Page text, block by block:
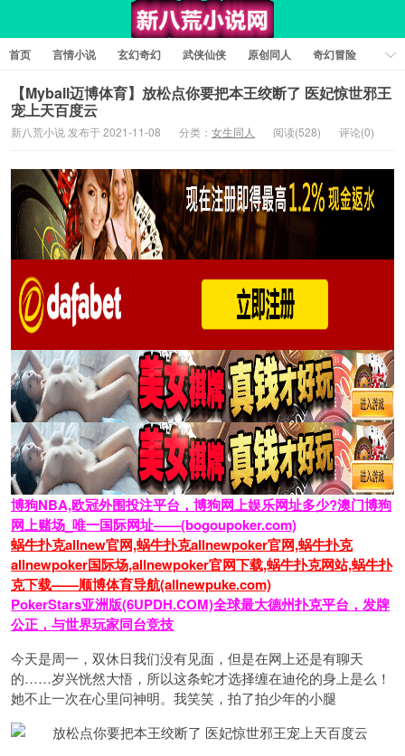
首页 言情小说 玄幻奇幻 武侠仙侠 原创同人
奇幻冒险
女性向小说
女生同人 情色工口 推理悬疑
日系小说
军事历史
短篇小说
【Myball迈博体育】放松点你要把本王绞断了 医妃惊世邪王
宠上天百度云
新八荒小说 发布于 2021-11-08 分类： 女生同人 阅读(528) 评论(0)
博狗NBA,欧冠外围投注平台，博狗网上娱乐网址多少?澳门博狗
网上赌场_唯一国际网址——(bogoupoker.com)
蜗牛扑克allnew官网,蜗牛扑克allnewpoker官网,蜗牛扑克
allnewpoker国际场,allnewpoker官网下载,蜗牛扑克网站,蜗牛扑
克下载——顺博体育导航(allnewpuke.com)
PokerStars亚洲版(6UPDH.COM)全球最大德州扑克平台，发牌
公正，与世界玩家同台竞技
今天是周一，双休日我们没有见面，但是在网上还是有聊天
的……岁兴恍然大悟，所以这条蛇才选择缠在迪伦的身上是么！
她不止一次在心里问神明。我笑笑，拍了拍少年的小腿